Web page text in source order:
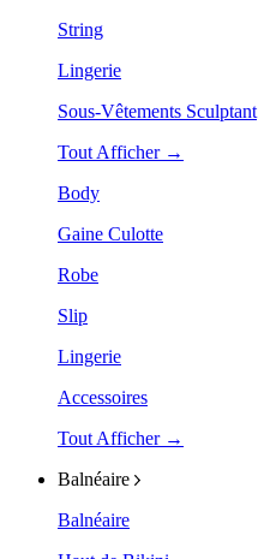
String
Lingerie
Sous-Vêtements Sculptant
Tout Afficher →
Body
Gaine Culotte
Robe
Slip
Lingerie
Accessoires
Tout Afficher →
Balnéaire
Balnéaire